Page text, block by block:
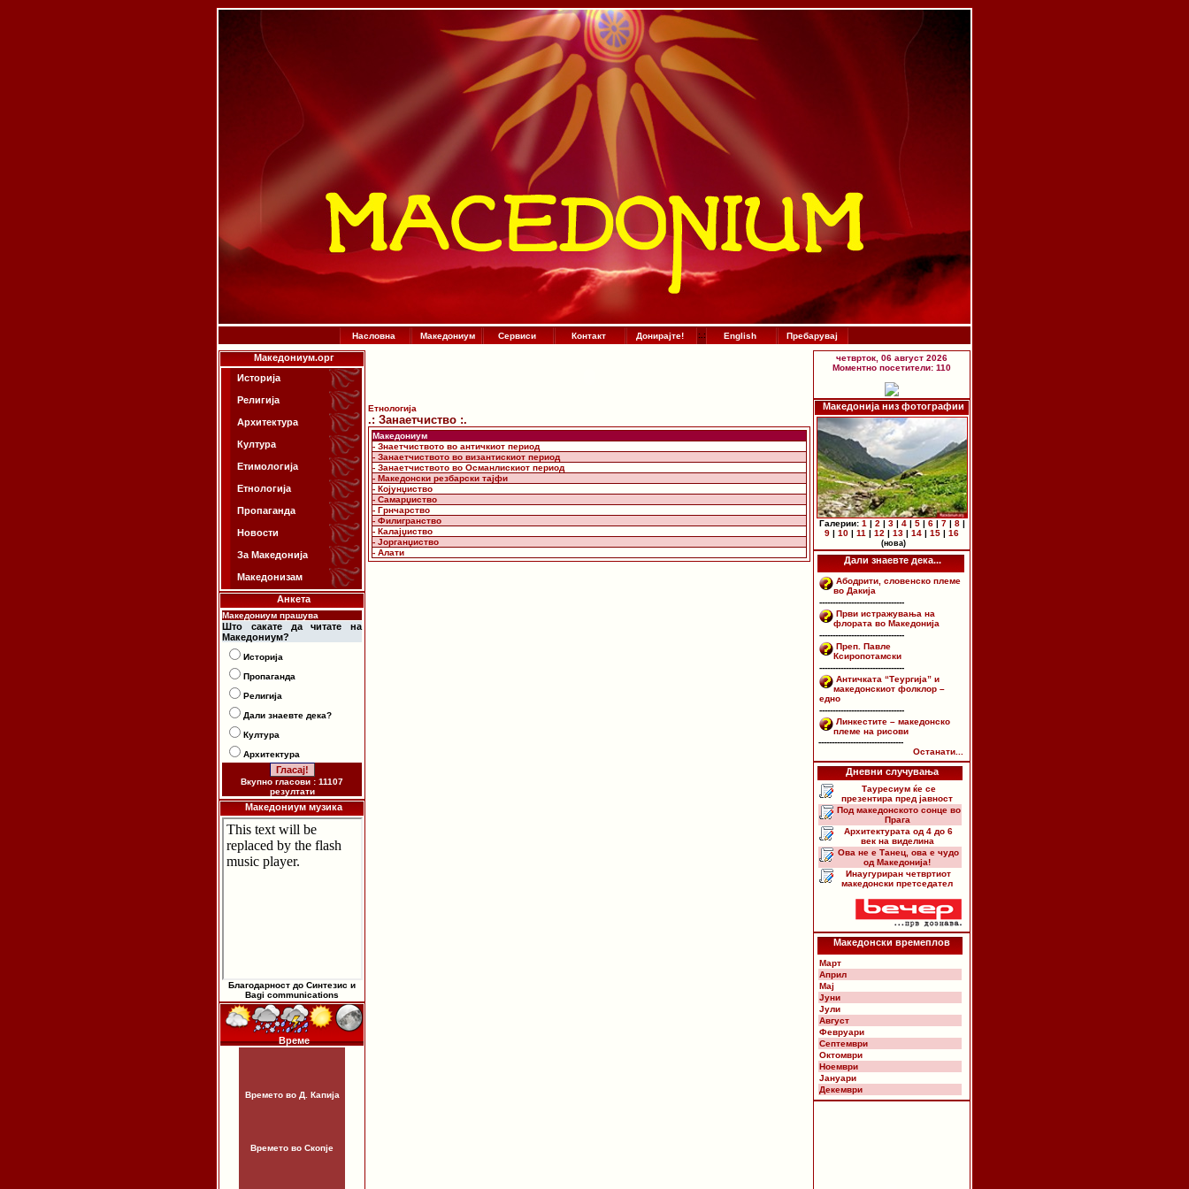
Насловна Македониум Сервиси Контакт Донирајте! :. : English Пребарувај
Македониум.орг
Историја
Религија
Архитектура
Култура
Етимологија
Етнологија
Пропаганда
Новости
За Македонија
Македонизам
Анкета
Македониум прашува
Што сакате да читате на
Македониум?
Историја
Пропаганда
Религија
Дали знаевте дека?
Култура
Архитектура
Вкупно гласови : 11107
резултати
Македониум музика
Благодарност до Синтезис и
Bagi communications
Време
Времето во Д. Капија
Времето во Скопје
Етнологија
.: Занаетчиство :.
Македониум
- Знаетчиството во античкиот период
- Занаетчиството во византискиот период
- Занаетчиството во Османлискиот период
- Македонски резбарски тајфи
- Којунџиство
- Самарџиство
- Грнчарство
- Филигранство
- Калајџиство
- Јорганџиство
- Алати
четврток, 06 август 2026
Моментно посетители: 110
Македонија низ фотографии
Галерии: 1| 2| 3| 4| 5| 6| 7| 8|
9
10 11 12 13 14 15 16
(нова)
Дали знаевте дека...
Абодрити, словенско племе
во Дакија
--------------------------------
Први истражувања на
флората во Македонија
--------------------------------
Преп. Павле
Ксиропотамски
--------------------------------
Античката “Теургија” и
македонскиот фолклор –
едно
--------------------------------
Линкестите – македонско
племе на рисови
--------------------------------
Останати...
Дневни случувања
Тауресиум ќе се
презентира пред јавност
Под македонското сонце во
Прага
Архитектурата од 4 до 6
век на виделина
Ова не е Танец, ова е чудо
од Македонија!
Инаугуриран четвртиот
македонски претседател
Македонски времеплов
Март
Април
Мај
Јуни
Јули
Август
Февруари
Септември
Октомври
Ноември
Јануари
Декември